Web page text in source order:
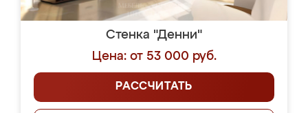
Стенка "Денни"
Цена: от 53 000 руб.
РАССЧИТАТЬ